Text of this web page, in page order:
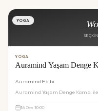
YOGA
YOGA
Auramind Yaşam Denge
Auramind Ekibi
Auramind Yaşam Denge Kampı
16Oca 10:00